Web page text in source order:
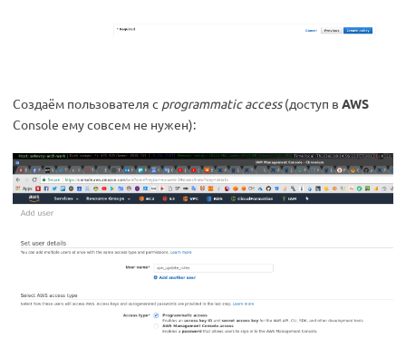
Создаём пользователя с programmatic access(доступ в AWS
Console ему совсем не нужен):